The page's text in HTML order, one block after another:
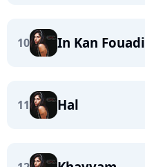
10 In Kan Fouadi
11 Hal